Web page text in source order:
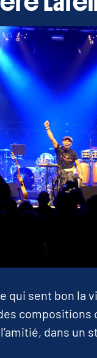
qui sent bon la
compositions
dans un